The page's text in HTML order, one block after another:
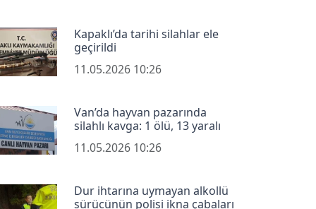
Kapaklı’da tarihi silahlar ele
geçirildi
11.05.2026 10:26
Van’da hayvan pazarında
silahlı kavga: 1 ölü, 13 yaralı
11.05.2026 10:26
Dur ihtarına uymayan alkollü
sürücünün polisi ikna çabaları